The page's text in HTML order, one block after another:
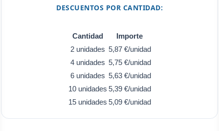
DESCUENTOS POR CANTIDAD:
Cantidad
Importe
2 unidades 5,87 €/unidad
4 unidades 5,75 €/unidad
6 unidades 5,63 €/unidad
10 unidades 5,39 €/unidad
15 unidades 5,09 €/unidad